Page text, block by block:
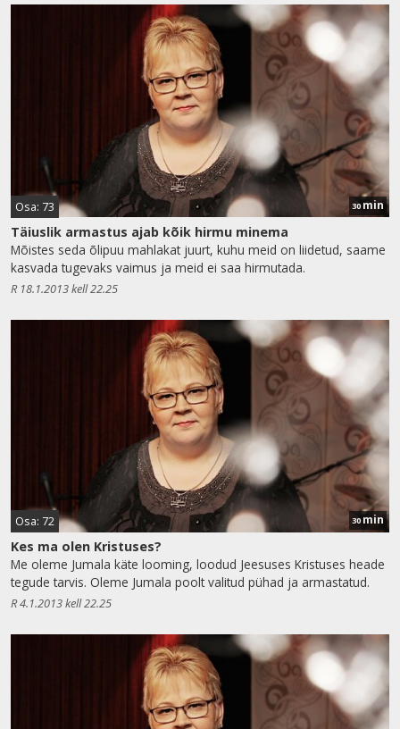
Osa: 73 30 min
Täiuslik armastus ajab kõik hirmu minema
Mõistes seda õlipuu mahlakat juurt, kuhu meid on liidetud, saame
kasvada tugevaks vaimus ja meid ei saa hirmutada.
R 18.1.2013 kell 22.25
Osa: 72 30 min
Kes ma olen Kristuses?
Me oleme Jumala käte looming, loodud Jeesuses Kristuses heade
tegude tarvis. Oleme Jumala poolt valitud pühad ja armastatud.
R 4.1.2013 kell 22.25